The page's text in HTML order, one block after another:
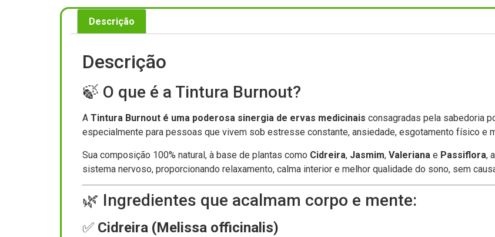
Descrição
Descrição
🍃 O que é a Tintura Burnout?
A Tintura Burnout é uma poderosa sinergia de ervas medicinais consagradas pela sabedoria
especialmente para pessoas que vivem sob estresse constante, ansiedade, esgotamento físico e
Sua composição 100% natural, à base de plantas como Cidreira, Jasmim, Valeriana e Passiflora,
sistema nervoso, proporcionando relaxamento, calma interior e melhor qualidade do sono, sem
🌿 Ingredientes que acalmam corpo e mente:
✅ Cidreira (Melissa officinalis)